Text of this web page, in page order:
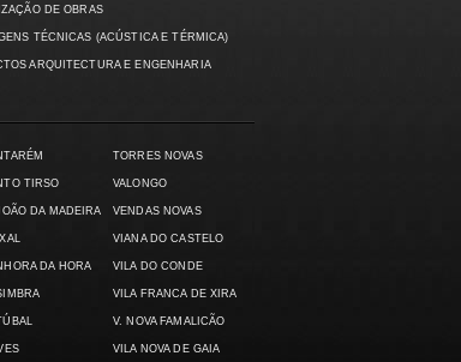
DE OBRAS
TÉCNICAS (ACÚSTICA E TÉRMICA)
ARQUITECTURA E ENGENHARIA
TIRSO
DA MADEIRA
DA HORA
TORRES NOVAS
VALONGO
VENDAS NOVAS
VIANA DO CASTELO
VILA DO CONDE
VILA FRANCA DE XIRA
V. NOVA FAMALICÃO
VILA NOVA DE GAIA